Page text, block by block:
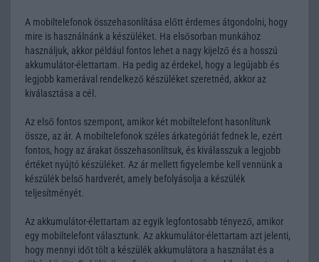
A mobiltelefonok összehasonlítása előtt érdemes átgondolni, hogy
mire is használnánk a készüléket. Ha elsősorban munkához
használjuk, akkor például fontos lehet a nagy kijelző és a hosszú
akkumulátor-élettartam. Ha pedig az érdekel, hogy a legújabb és
legjobb kamerával rendelkező készüléket szeretnéd, akkor az
kiválasztása a cél.
Az első fontos szempont, amikor két mobiltelefont hasonlítunk
össze, az ár. A mobiltelefonok széles árkategóriát fednek le, ezért
fontos, hogy az árakat összehasonlítsuk, és kiválasszuk a legjobb
értéket nyújtó készüléket. Az ár mellett figyelembe kell vennünk a
készülék belső hardverét, amely befolyásolja a készülék
teljesítményét.
Az akkumulátor-élettartam az egyik legfontosabb tényező, amikor
egy mobiltelefont választunk. Az akkumulátor-élettartam azt jelenti,
hogy mennyi időt tölt a készülék akkumulátora a használat és a